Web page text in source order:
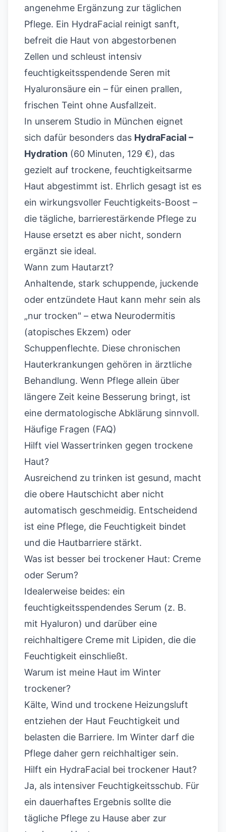
angenehme Ergänzung zur täglichen
Pflege. Ein HydraFacial reinigt sanft,
befreit die Haut von abgestorbenen
Zellen und schleust intensiv
feuchtigkeitsspendende Seren mit
Hyaluronsäure ein – für einen prallen,
frischen Teint ohne Ausfallzeit.
In unserem Studio in München eignet
sich dafür besonders das HydraFacial –
Hydration (60 Minuten, 129 €), das
gezielt auf trockene, feuchtigkeitsarme
Haut abgestimmt ist. Ehrlich gesagt ist es
ein wirkungsvoller Feuchtigkeits-Boost –
die tägliche, barrierestärkende Pflege zu
Hause ersetzt es aber nicht, sondern
ergänzt sie ideal.
Wann zum Hautarzt?
Anhaltende, stark schuppende, juckende
oder entzündete Haut kann mehr sein als
„nur trocken" – etwa Neurodermitis
(atopisches Ekzem) oder
Schuppenflechte. Diese chronischen
Hauterkrankungen gehören in ärztliche
Behandlung. Wenn Pflege allein über
längere Zeit keine Besserung bringt, ist
eine dermatologische Abklärung sinnvoll.
Häufige Fragen (FAQ)
Hilft viel Wassertrinken gegen trockene
Haut?
Ausreichend zu trinken ist gesund, macht
die obere Hautschicht aber nicht
automatisch geschmeidig. Entscheidend
ist eine Pflege, die Feuchtigkeit bindet
und die Hautbarriere stärkt.
Was ist besser bei trockener Haut: Creme
oder Serum?
Idealerweise beides: ein
feuchtigkeitsspendendes Serum (z. B.
mit Hyaluron) und darüber eine
reichhaltigere Creme mit Lipiden, die die
Feuchtigkeit einschließt.
Warum ist meine Haut im Winter
trockener?
Kälte, Wind und trockene Heizungsluft
entziehen der Haut Feuchtigkeit und
belasten die Barriere. Im Winter darf die
Pflege daher gern reichhaltiger sein.
Hilft ein HydraFacial bei trockener Haut?
Ja, als intensiver Feuchtigkeitsschub. Für
ein dauerhaftes Ergebnis sollte die
tägliche Pflege zu Hause aber zur